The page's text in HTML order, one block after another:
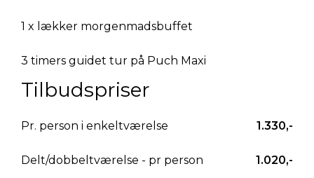
1 x lækker morgenmadsbuffet
3 timers guidet tur på Puch Maxi
Tilbudspriser
Pr. person i enkeltværelse 1.330,-
Delt/dobbeltværelse - pr person 1.020,-